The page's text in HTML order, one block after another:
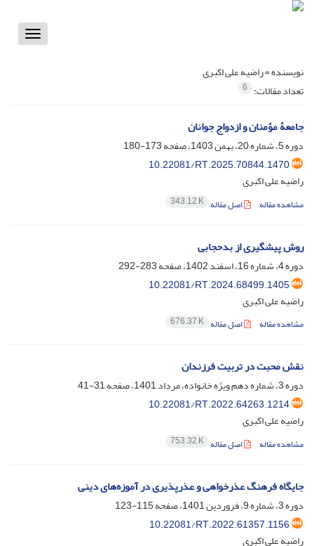
Toggle
نویسنده =راضیه علی اکبری
تعداد مقالات: 6
جامعۀ مؤمنان و ازدواج جوانان
دوره 5، شماره 20، بهمن 1403، صفحه
173-180
10.22081/RT.2025.70844.1470
راضیه علی اکبری
مشاهده مقاله اصل مقاله 343.12 K
روش پیشگیری از بدحجابی
دوره 4، شماره 16، اسفند 1402، صفحه
283-292
10.22081/RT.2024.68499.1405
راضیه علی اکبری
مشاهده مقاله اصل مقاله 676.37 K
نقش محبت در تربیت فرزندان
دوره 3، شماره دهم ویژه خانواده، مرداد 1401، صفحه
31-41
10.22081/RT.2022.64263.1214
راضیه علی اکبری
مشاهده مقاله اصل مقاله 753.32 K
جایگاه فرهنگ عذرخواهی و عذرپذیری در آموزه‌های دینی
دوره 3، شماره 9، فروردین 1401، صفحه
115-123
10.22081/RT.2022.61357.1156
راضیه علی اکبری